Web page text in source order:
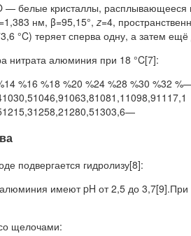
— белые кристаллы, расплывающееся
=1,383 нм, β=95,15°,z=4,
°C) теряет сперва одну, а затем
нитрата алюминия при 18 °C[7]:
%16 %18 %20 %24 %28 %30 %32
1030,51046,91063,81081,1 1098,91117,1
1215,31258,21280,51303,6—
подвергается гидролизу[8]:
имеют pH от 2,5 до 3,7[9].При
щелочами: